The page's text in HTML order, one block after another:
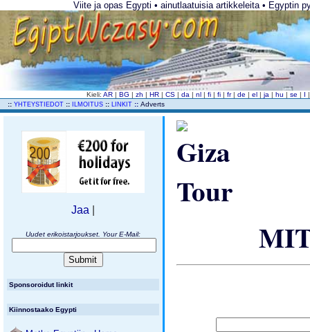
Viite ja opas Egypti • ainutlaatuisia artikkeleita • Egyptin
Kieli: AR | BG | zh | HR | CS | da | nl | fi | fi | fr | de | el | ja | hu | se | I
:: YHTEYSTIEDOT :: ILMOITUS :: LINKIT :: Adverts
Jaa
Uudet erikoistarjoukset. Your E-Mail:
Sponsoroidut linkit
Kiinnostaako Egypti